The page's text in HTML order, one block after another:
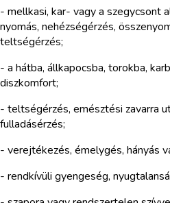
- mellkasi, kar- vagy a szegycsont
nyomás, nehézségérzés,
teltségérzés;
- a hátba, állkapocsba, torokba,
diszkomfort;
- teltségérzés, emésztési zavarra
fulladásérzés;
- verejtékezés, émelygés, hányás
- rendkívüli gyengeség,